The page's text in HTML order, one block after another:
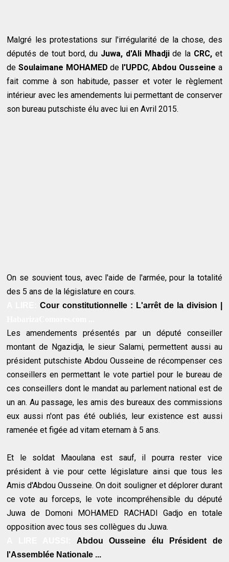
Malgré les protestations sur l'irrégularité de la chose, des
députés de tout bord, du Juwa, d'Ali Mhadjide la CRC,et
de Soulaimane MOHAMED de l'UPDC,Abdou Ousseine a
fait comme à son habitude, passer et voter le règlement
intérieur avec les amendements lui permettant de conserver
son bureau putschiste élu avec lui en Avril 2015.
On se souvient tous, avec l'aide de l'armée, pour la totalité
des 5 ans de la législature en cours.
Cour constitutionnelle : L'arrêt de la division |
Les amendements présentés par un député conseiller
montant de Ngazidja, le sieur Salami, permettent aussi au
président putschiste Abdou Ousseine de récompenser ces
conseillers en permettant le vote partiel pour le bureau de
ces conseillers dont le mandat au parlement national est de
un an. Au passage, les amis des bureaux des commissions
eux aussi n'ont pas été oubliés, leur existence est aussi
ramenée et figée ad vitam eternam à 5 ans.
Et le soldat Maoulana est sauf, il pourra rester vice
président à vie pour cette législature ainsi que tous les
Amis d'Abdou Ousseine. On doit souligner et déplorer durant
ce vote au forceps, le vote incompréhensible du député
Juwa de Domoni MOHAMED RACHADI Gadjo en totale
opposition avec tous ses collègues du Juwa.
Abdou Ousseine élu Président de
l'Assemblée Nationale ...